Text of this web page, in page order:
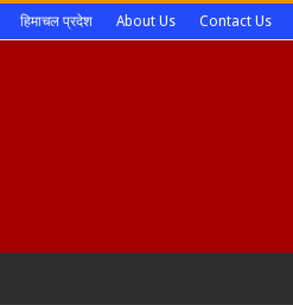
हिमाचल प्रदेश About Us Contact Us